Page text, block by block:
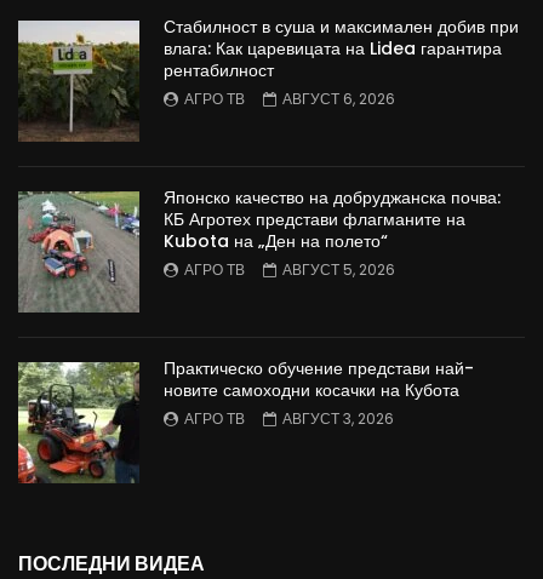
Стабилност в суша и максимален добив при
влага: Как царевицата на Lidea гарантира
рентабилност
АГРО ТВ АВГУСТ 6, 2026
Японско качество на добруджанска почва:
КБ Агротех представи флагманите на
Kubota на „Ден на полето“
АГРО ТВ АВГУСТ 5, 2026
Практическо обучение представи най-
новите самоходни косачки на Кубота
АГРО ТВ АВГУСТ 3, 2026
ПОСЛЕДНИ ВИДЕА